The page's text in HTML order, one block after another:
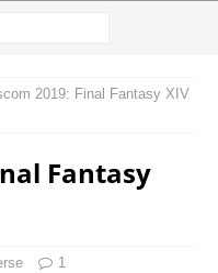
2019: Final Fantasy XIV
Fantasy
1